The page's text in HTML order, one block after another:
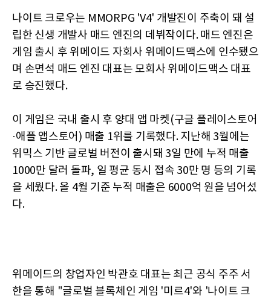
나이트 크로우는 MMORPG 'V4' 개발진이 주축이 돼 설
립한 신생 개발사 매드 엔진의 데뷔작이다. 매드 엔진은
게임 출시 후 위메이드 자회사 위메이드맥스에 인수됐으
며 손면석 매드 엔진 대표는 모회사 위메이드맥스 대표
로 승진했다.
이 게임은 국내 출시 후 양대 앱 마켓(구글 플레이스토어
·애플 앱스토어) 매출 1위를 기록했다. 지난해 3월에는
위믹스 기반 글로벌 버전이 출시돼 3일 만에 누적 매출
1000만 달러 돌파, 일 평균 동시 접속 30만 명 등의 기록
을 세웠다. 올 4월 기준 누적 매출은 6000억 원을 넘어섰
다.
위메이드의 창업자인 박관호 대표는 최근 공식 주주 서
한을 통해 "글로벌 블록체인 게임 '미르4'와 '나이트 크